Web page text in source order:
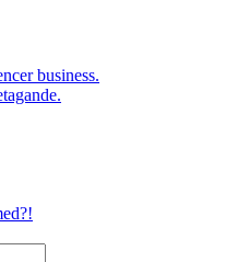
business.